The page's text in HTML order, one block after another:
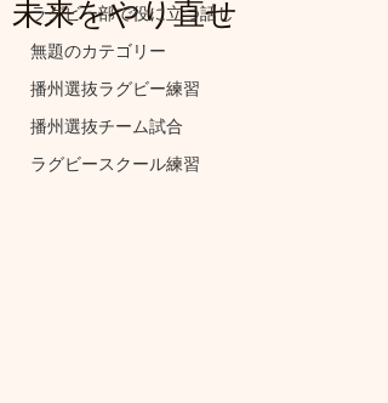
ラグビー部で役に立つ話し
無題のカテゴリー
播州選抜ラグビー練習
播州選抜チーム試合
ラグビースクール練習
未来をやり直せ